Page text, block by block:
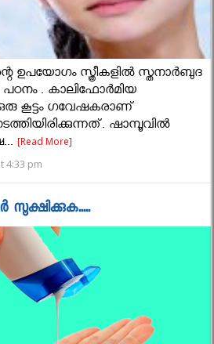
ഉപയോഗം സ്ത്രീകളില്‍ സ്തനാര്‍ബുദ
. കാലിഫോര്‍മിയ
കൂട്ടം ഗവേഷകരാണ്
ഷാമ്പൂവില്‍
[Read More]
4:33 pm
സൂക്ഷിക്കുക.....